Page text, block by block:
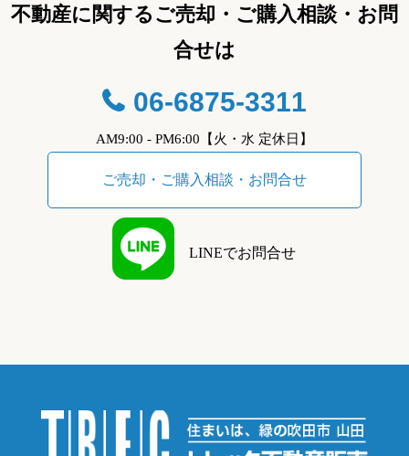
不動産に関するご売却・ご購入相談・お問
合せは
06-6875-3311
AM9:00 - PM6:00【火・水 定休日】
ご売却・ご購入相談・お問合せ
LINEでお問合せ